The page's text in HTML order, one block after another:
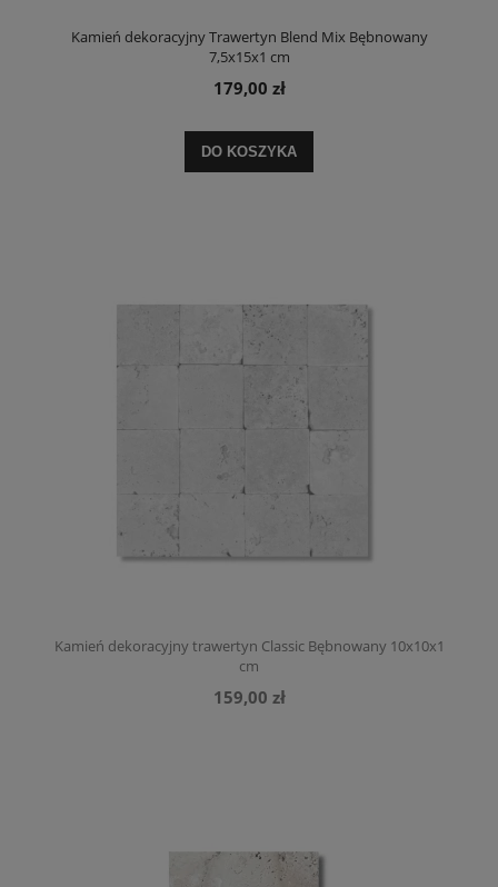
Kamień dekoracyjny Trawertyn Blend Mix Bębnowany
7,5x15x1 cm
179,00 zł
DO KOSZYKA
Kamień dekoracyjny trawertyn Classic Bębnowany 10x10x1
cm
159,00 zł